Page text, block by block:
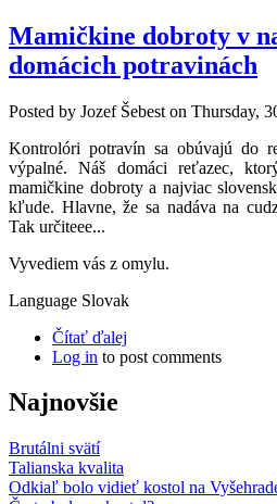
Mamičkine dobroty v
domácich potravinách
Posted by Jozef Šebest on Thursday,
Kontrolóri potravín sa obúvajú do
výpalné. Náš domáci reťazec,
mamičkine dobroty a najviac
kľude. Hlavne, že sa nadáva na
Tak určiteee...
Vyvediem vás z omylu.
Language Slovak
Čítať ďalej
Log in to post comments
Najnovšie
Brutálni svätí
Talianska kvalita
Odkiaľ bolo vidieť kostol na